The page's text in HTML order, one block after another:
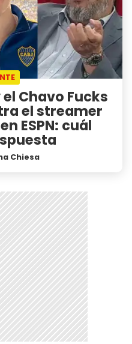
Chavo Fucks
el streamer
ESPN: cuál
Chiesa